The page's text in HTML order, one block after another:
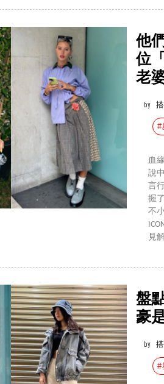
他
位
老
by
#
血
說
言
握
不
見
盤
豪
by
#